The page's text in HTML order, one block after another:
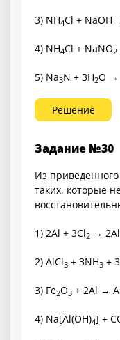
3) NH4Cl + NaOH
4) NH4Cl + NaNO2
5) Na3N + 3H2O →
Решение
Задание №30
Из
таких, которые
1) 2Al + 3Cl2 →
2) AlCl3 + 3NH3 +
3) Fe2O3 + 2Al →
4) Na[Al(OH)4] +